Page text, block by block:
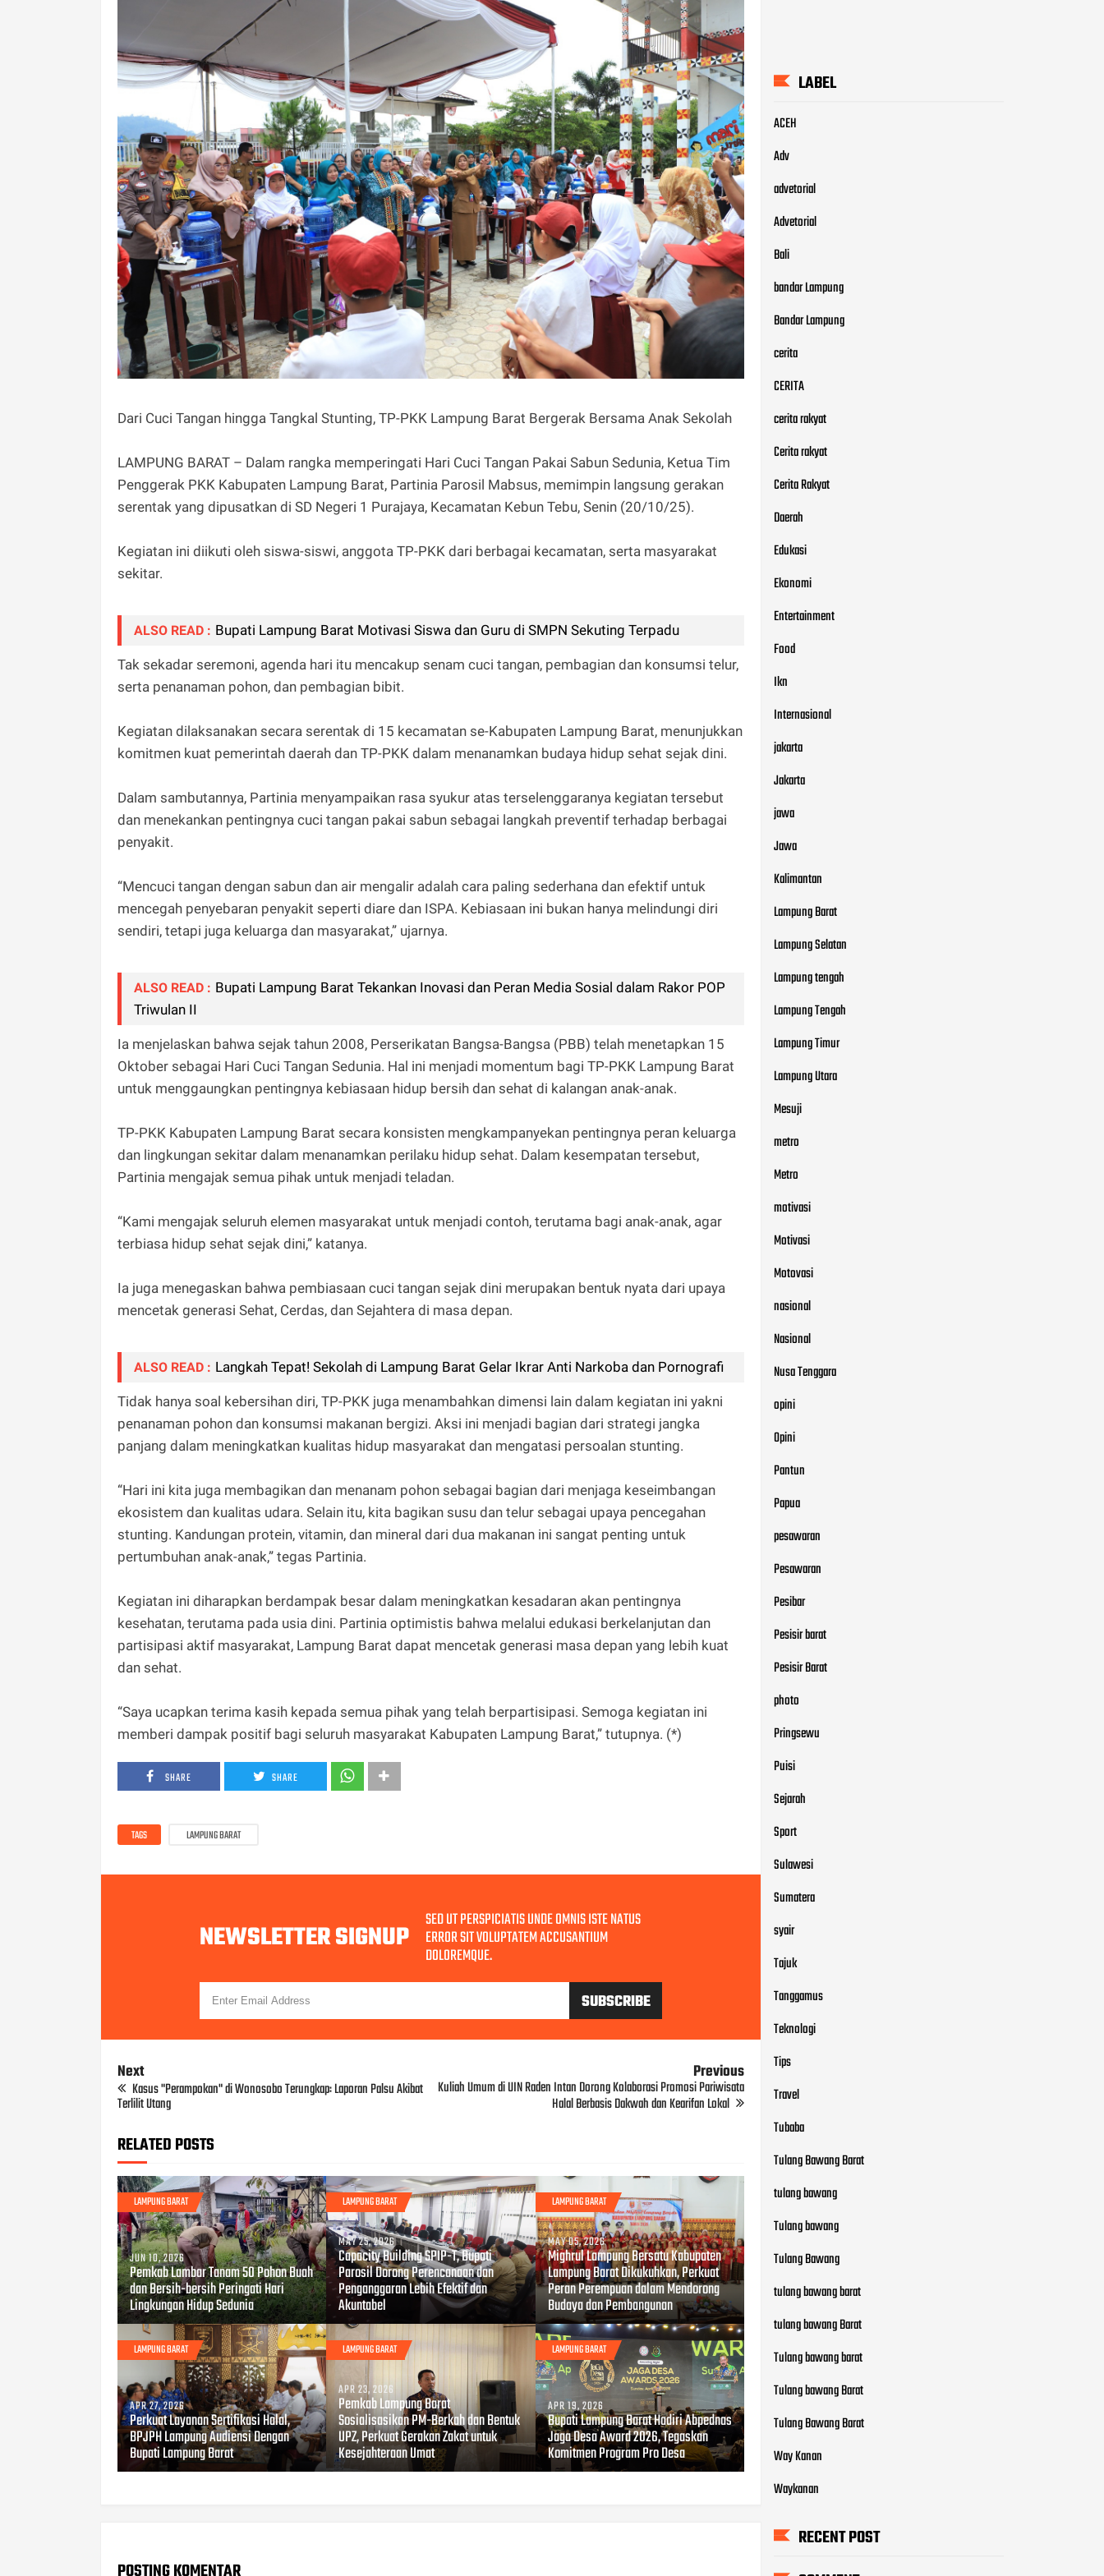
Dari Cuci Tangan hingga Tangkal Stunting, TP-PKK Lampung Barat Bergerak Bersama Anak Sekolah
LAMPUNG BARAT – Dalam rangka memperingati Hari Cuci Tangan Pakai Sabun Sedunia, Ketua Tim
Penggerak PKK Kabupaten Lampung Barat, Partinia Parosil Mabsus, memimpin langsung gerakan
serentak yang dipusatkan di SD Negeri 1 Purajaya, Kecamatan Kebun Tebu, Senin (20/10/25).
Kegiatan ini diikuti oleh siswa-siswi, anggota TP-PKK dari berbagai kecamatan, serta masyarakat
sekitar.
ALSO READ : Bupati Lampung Barat Motivasi Siswa dan Guru di SMPN Sekuting Terpadu
Tak sekadar seremoni, agenda hari itu mencakup senam cuci tangan, pembagian dan konsumsi telur,
serta penanaman pohon, dan pembagian bibit.
Kegiatan dilaksanakan secara serentak di 15 kecamatan se-Kabupaten Lampung Barat, menunjukkan
komitmen kuat pemerintah daerah dan TP-PKK dalam menanamkan budaya hidup sehat sejak dini.
Dalam sambutannya, Partinia menyampaikan rasa syukur atas terselenggaranya kegiatan tersebut
dan menekankan pentingnya cuci tangan pakai sabun sebagai langkah preventif terhadap berbagai
penyakit.
“Mencuci tangan dengan sabun dan air mengalir adalah cara paling sederhana dan efektif untuk
mencegah penyebaran penyakit seperti diare dan ISPA. Kebiasaan ini bukan hanya melindungi diri
sendiri, tetapi juga keluarga dan masyarakat,” ujarnya.
ALSO READ : Bupati Lampung Barat Tekankan Inovasi dan Peran Media Sosial dalam Rakor POP
Triwulan II
Ia menjelaskan bahwa sejak tahun 2008, Perserikatan Bangsa-Bangsa (PBB) telah menetapkan 15
Oktober sebagai Hari Cuci Tangan Sedunia. Hal ini menjadi momentum bagi TP-PKK Lampung Barat
untuk menggaungkan pentingnya kebiasaan hidup bersih dan sehat di kalangan anak-anak.
TP-PKK Kabupaten Lampung Barat secara konsisten mengkampanyekan pentingnya peran keluarga
dan lingkungan sekitar dalam menanamkan perilaku hidup sehat. Dalam kesempatan tersebut,
Partinia mengajak semua pihak untuk menjadi teladan.
“Kami mengajak seluruh elemen masyarakat untuk menjadi contoh, terutama bagi anak-anak, agar
terbiasa hidup sehat sejak dini,” katanya.
Ia juga menegaskan bahwa pembiasaan cuci tangan sejak dini merupakan bentuk nyata dari upaya
mencetak generasi Sehat, Cerdas, dan Sejahtera di masa depan.
ALSO READ : Langkah Tepat! Sekolah di Lampung Barat Gelar Ikrar Anti Narkoba dan Pornografi
Tidak hanya soal kebersihan diri, TP-PKK juga menambahkan dimensi lain dalam kegiatan ini yakni
penanaman pohon dan konsumsi makanan bergizi. Aksi ini menjadi bagian dari strategi jangka
panjang dalam meningkatkan kualitas hidup masyarakat dan mengatasi persoalan stunting.
“Hari ini kita juga membagikan dan menanam pohon sebagai bagian dari menjaga keseimbangan
ekosistem dan kualitas udara. Selain itu, kita bagikan susu dan telur sebagai upaya pencegahan
stunting. Kandungan protein, vitamin, dan mineral dari dua makanan ini sangat penting untuk
pertumbuhan anak-anak,” tegas Partinia.
Kegiatan ini diharapkan berdampak besar dalam meningkatkan kesadaran akan pentingnya
kesehatan, terutama pada usia dini. Partinia optimistis bahwa melalui edukasi berkelanjutan dan
partisipasi aktif masyarakat, Lampung Barat dapat mencetak generasi masa depan yang lebih kuat
dan sehat.
“Saya ucapkan terima kasih kepada semua pihak yang telah berpartisipasi. Semoga kegiatan ini
memberi dampak positif bagi seluruh masyarakat Kabupaten Lampung Barat,” tutupnya. (*)
SHARE SHARE
TAGS LAMPUNG BARAT
NEWSLETTER SIGNUP SED UT PERSPICIATIS UNDE OMNIS ISTE NATUS
ERROR SIT VOLUPTATEM ACCUSANTIUM
DOLOREMQUE.
Next
Kasus "Perampokan" di Wonosobo Terungkap: Laporan Palsu Akibat
Terlilit Utang
Previous
Kuliah Umum di UIN Raden Intan Dorong Kolaborasi Promosi Pariwisata
Halal Berbasis Dakwah dan Kearifan Lokal
RELATED POSTS
LAMPUNG BARAT
JUN 10, 2026
Pemkab Lambar Tanam 50 Pohon Buah
dan Bersih-bersih Peringati Hari
Lingkungan Hidup Sedunia
LAMPUNG BARAT
MAY 25, 2026
Capacity Building SPIP-T, Bupati
Parosil Dorong Perencanaan dan
Penganggaran Lebih Efektif dan
Akuntabel
LAMPUNG BARAT
MAY 05, 2026
Mighrul Lampung Bersatu Kabupaten
Lampung Barat Dikukuhkan, Perkuat
Peran Perempuan dalam Mendorong
Budaya dan Pembangunan
LAMPUNG BARAT
APR 27, 2026
Perkuat Layanan Sertifikasi Halal,
BPJPH Lampung Audiensi Dengan
Bupati Lampung Barat
LAMPUNG BARAT
APR 23, 2026
Pemkab Lampung Barat
Sosialisasikan PM-Berkah dan Bentuk
UPZ, Perkuat Gerakan Zakat untuk
Kesejahteraan Umat
LAMPUNG BARAT
APR 19, 2026
Bupati Lampung Barat Hadiri Abpednas
Jaga Desa Award 2026, Tegaskan
Komitmen Program Pro Desa
LABEL
ACEH
Adv
advetorial
Advetorial
Bali
bandar Lampung
Bandar Lampung
cerita
CERITA
cerita rakyat
Cerita rakyat
Cerita Rakyat
Daerah
Edukasi
Ekonomi
Entertainment
Food
Ikn
Internasional
jakarta
Jakarta
jawa
Jawa
Kalimantan
Lampung Barat
Lampung Selatan
Lampung tengah
Lampung Tengah
Lampung Timur
Lampung Utara
Mesuji
metro
Metro
motivasi
Motivasi
Motovasi
nasional
Nasional
Nusa Tenggara
opini
Opini
Pantun
Papua
pesawaran
Pesawaran
Pesibar
Pesisir barat
Pesisir Barat
photo
Pringsewu
Puisi
Sejarah
Sport
Sulawesi
Sumatera
syair
Tajuk
Tanggamus
Teknologi
Tips
Travel
Tubaba
Tulang Bawang Barat
tulang bawang
Tulang bawang
Tulang Bawang
tulang bawang barat
tulang bawang Barat
Tulang bawang barat
Tulang bawang Barat
Tulang Bawang Barat
Way Kanan
Waykanan
RECENT POST